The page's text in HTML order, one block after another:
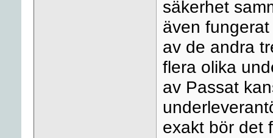
säkerhet
även
av de andra
flera olika
av Passat
exakt bör det